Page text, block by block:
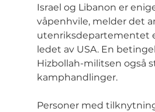
Israel og Libanon er
våpenhvile, melder det
utenriksdepartementet
ledet av USA. En
Hizbollah-militsen også
kamphandlinger.
Personer med